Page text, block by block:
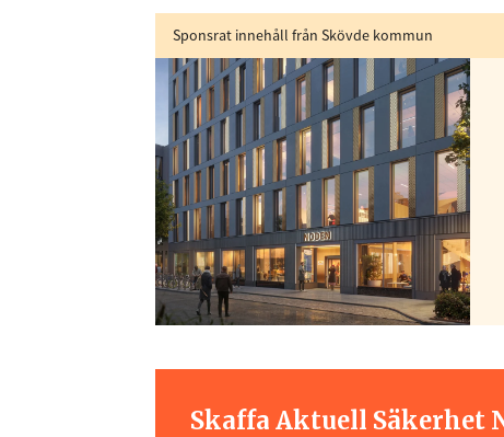
Sponsrat innehåll från Skövde kommun
Skaffa Aktuell Säkerhet
Genom att klicka
sparar och